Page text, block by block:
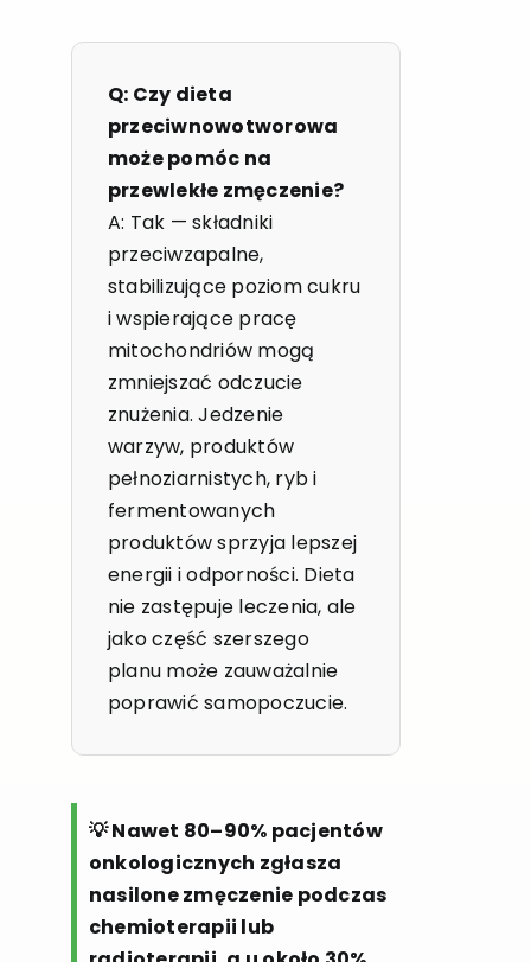
Q: Czy dieta
przeciwnowotworowa
może pomóc na
przewlekłe zmęczenie?
A: Tak — składniki
przeciwzapalne,
stabilizujące poziom cukru
i wspierające pracę
mitochondriów mogą
zmniejszać odczucie
znużenia. Jedzenie
warzyw, produktów
pełnoziarnistych, ryb i
fermentowanych
produktów sprzyja lepszej
energii i odporności. Dieta
nie zastępuje leczenia, ale
jako część szerszego
planu może zauważalnie
poprawić samopoczucie.
💡 Nawet 80–90% pacjentów
onkologicznych zgłasza
nasilone zmęczenie podczas
chemioterapii lub